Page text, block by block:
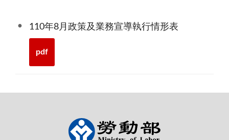
110年8月政策及業務宣導執行情形表
pdf